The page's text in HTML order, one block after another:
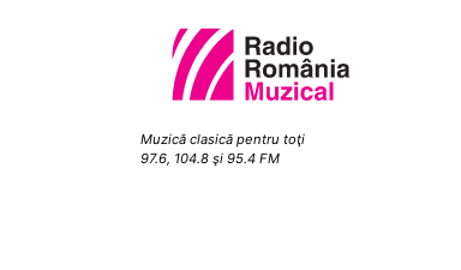
Muzică clasică pentru toţi
97.6, 104.8 şi 95.4 FM